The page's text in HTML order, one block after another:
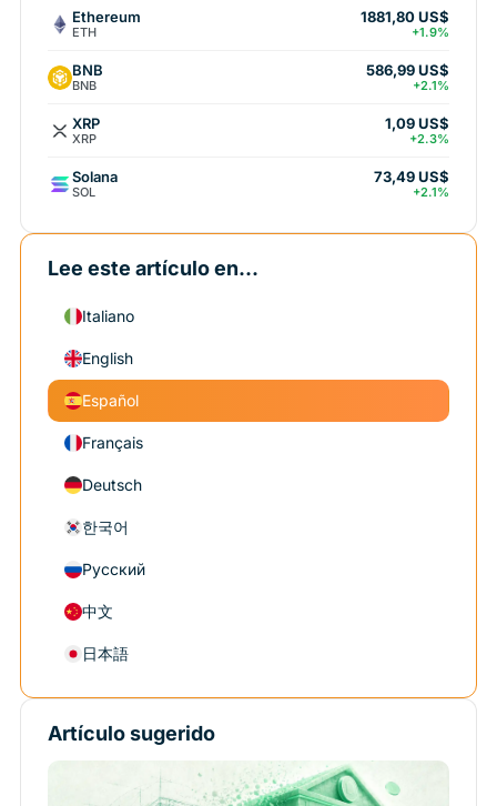
Ethereum
ETH
1881,80 US$
+1.9%
BNB
BNB
586,99 US$
+2.1%
XRP
XRP
1,09 US$
+2.3%
Solana
SOL
73,49 US$
+2.1%
Lee este artículo en...
Italiano
English
Español
Français
Deutsch
한국어
Русский
中文
日本語
Artículo sugerido